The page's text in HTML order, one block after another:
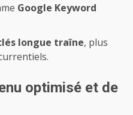
Google Keyword
longue traîne, plus
optimisé et de